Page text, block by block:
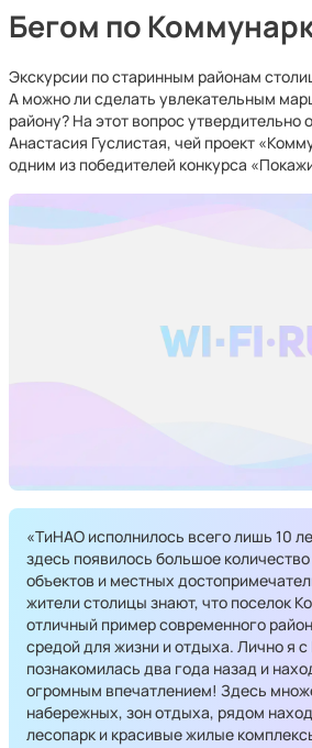
Бегом по
Экскурсии по старинным районам
А можно ли сделать увлекательным
району? На этот вопрос утвердительно
Анастасия Гуслистая, чей проект
одним из победителей конкурса
«ТиНАО исполнилось всего лишь 10
здесь появилось большое
объектов и местных
жители столицы знают, что поселок
отличный пример современного
средой для жизни и отдыха. Лично я
познакомилась два года назад и
огромным впечатлением! Здесь
набережных, зон отдыха, рядом
лесопарк и красивые жилые